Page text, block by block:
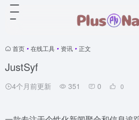
首页 • 在线工具 • 资讯 • 正文
JustSyf
4个月前更新 351 0 0